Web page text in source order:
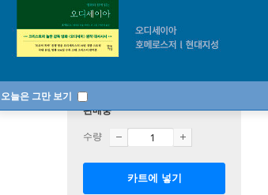
오늘은 그만 보기
1주
판매중
수량
카트에 넣기